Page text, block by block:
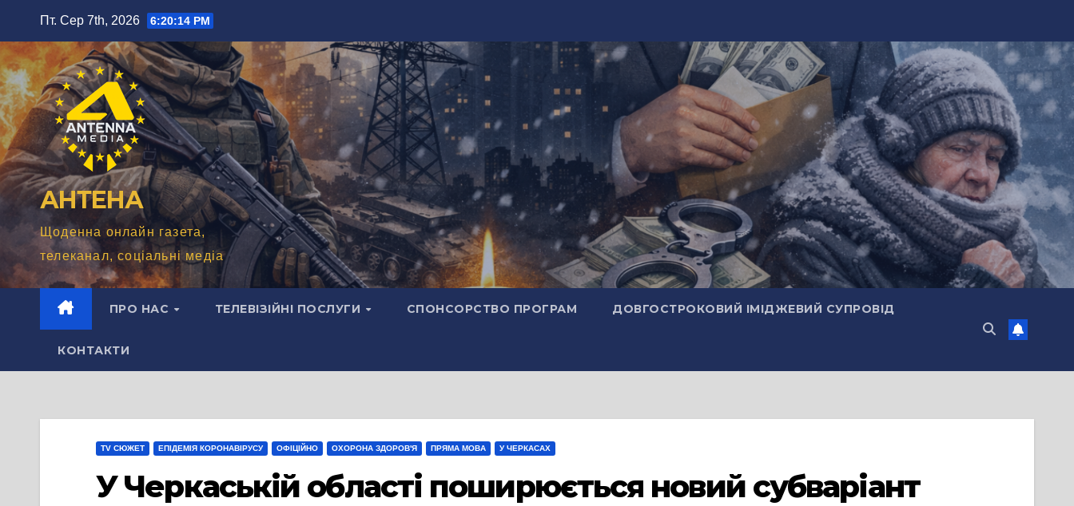
вмісту
Пт. Сер 7th, 2026 6:20:16 PM
АНТЕНА
Щоденна онлайн газета,
телеканал, соціальні медіа
ПРО НАС ТЕЛЕВІЗІЙНІ ПОСЛУГИ СПОНСОРСТВО ПРОГРАМ ДОВГОСТРОКОВИЙ ІМІДЖЕВИЙ СУПРОВІД
КОНТАКТИ
TV СЮЖЕТ ЕПІДЕМІЯ КОРОНАВІРУСУ ОФІЦІЙНО ОХОРОНА ЗДОРОВ'Я ПРЯМА МОВА У ЧЕРКАСАХ
У Черкаській області поширюється новий субваріант